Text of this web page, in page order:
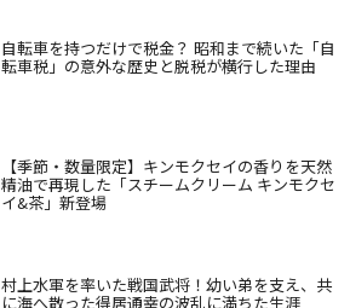
自転車を持つだけで税金？ 昭和まで続いた「自
転車税」の意外な歴史と脱税が横行した理由
【季節・数量限定】キンモクセイの香りを天然
精油で再現した「スチームクリーム キンモクセ
イ&茶」新登場
村上水軍を率いた戦国武将！幼い弟を支え、共
に海へ散った得居通幸の波乱に満ちた生涯